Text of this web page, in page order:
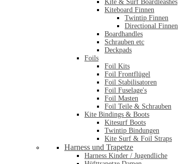
Kite & Surf Boardleashes
Kiteboard Finnen
Twintip Finnen
Directional Finnen
Boardhandles
Schrauben etc
Deckpads
Foils
Foil Kits
Foil Frontflügel
Foil Stabilisatoren
Foil Fuselage's
Foil Masten
Foil Teile & Schrauben
Kite Bindings & Boots
Kitesurf Boots
Twintip Bindungen
Kite Surf & Foil Straps
Harness und Trapetze
Harness Kinder / Jugendliche